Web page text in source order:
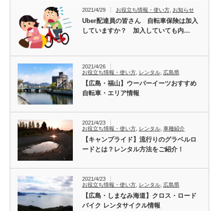
2021/4/29 お役立ち情報・使い方, お知らせ
Uber配達員の皆さん 自転車保険は加入
していますか？ 加入していても内…
2021/4/26
お役立ち情報・使い方, レンタル, 広島県
【広島・福山】ウーバーイーツおすすめ
自転車・エリア情報
2021/4/23
お役立ち情報・使い方, レンタル, 車種紹介
【キャンプライド】流行りのグラベルロ
ードとは？レンタル方法をご紹介！
2021/4/23
お役立ち情報・使い方, レンタル, 広島県
【広島・しまなみ海道】クロス・ロード
バイク レンタサイクル情報